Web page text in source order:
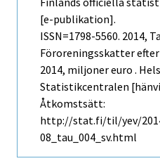
[e-publikation].
ISSN=1798-5560. 2014,
Föroreningsskatter
2014, miljoner euro .
Statistikcentralen
Åtkomstsätt:
http://stat.fi/til/yev/
08_tau_004_sv.html